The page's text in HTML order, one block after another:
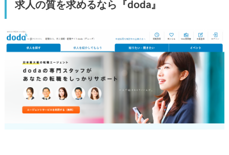
求人の質を求めるなら『doda』